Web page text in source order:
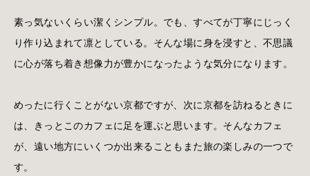
素っ気ないくらい潔くシンプル。でも、すべてが丁寧にじっく
り作り込まれて凛としている。そんな場に身を浸すと、不思議
に心が落ち着き想像力が豊かになったような気分になります。
めったに行くことがない京都ですが、次に京都を訪ねるときに
は、きっとこのカフェに足を運ぶと思います。そんなカフェ
が、遠い地方にいくつか出来ることもまた旅の楽しみの一つで
す。